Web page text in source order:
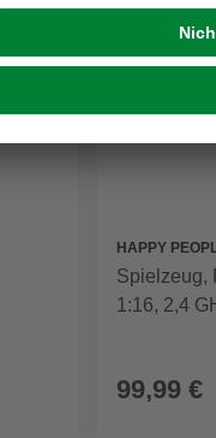
HAPPY
Spielzeug,
1:16, 2,4
99,99 €